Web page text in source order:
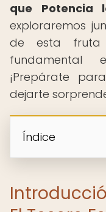
que Potencia
exploraremos
de esta fruta
fundamental
¡Prepárate
dejarte
Índice